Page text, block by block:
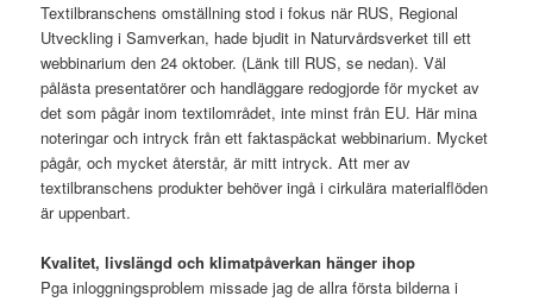
Textilbranschens omställning stod i fokus när RUS, Regional
Utveckling i Samverkan, hade bjudit in Naturvårdsverket till ett
webbinarium den 24 oktober. (Länk till RUS, se nedan). Väl
pålästa presentatörer och handläggare redogjorde för mycket av
det som pågår inom textilområdet, inte minst från EU. Här mina
noteringar och intryck från ett faktaspäckat webbinarium. Mycket
pågår, och mycket återstår, är mitt intryck. Att mer av
textilbranschens produkter behöver ingå i cirkulära materialflöden
är uppenbart.
Kvalitet, livslängd och klimatpåverkan hänger ihop
Pga inloggningsproblem missade jag de allra första bilderna i